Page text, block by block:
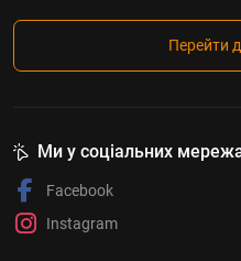
Перейти
Ми у соціальних
Facebook
Instagram